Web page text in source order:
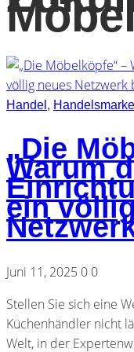
Handel ,
„Die
Warum
ein
Juni 11, 2025 0 0
Stellen Sie sich eine
Küchenhändler nicht
Welt, in der